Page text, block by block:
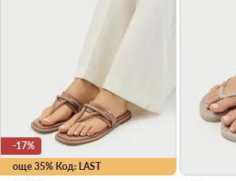
още 35% Код: LAST
-17%